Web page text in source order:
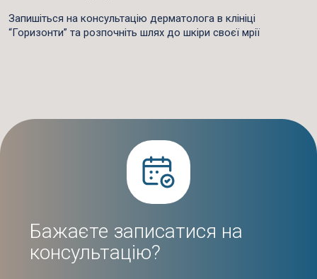
Запишіться на консультацію дерматолога в клініці
“Горизонти” та розпочніть шлях до шкіри своєї мрії
Бажаєте записатися на
консультацію?